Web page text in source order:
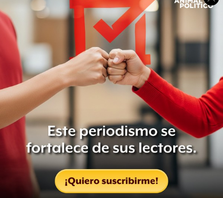
En el lugar de la manifestación se informa que en la
SEIDO sólo hay 11 detenidos, de los 15 que informó el
Comité Cerezo. Ellos son Ramón Domínguez Patlán, Atzin
Andrade González (de La Esmeralda), Juan Daniel López
Ávila, Laurence Maxwell Llabaca (posgrado en la UNAM,
es chileno), Luis Carlos Pichardo Moreno, Francisco
García Martínez, Hillary Anali González Olguín (FCPyS),
Liliana Garduño Ortega, Hugo Bautista Hernández
(FCPyS), Tania Ivonne Damián Rojas (FCPyS) y Roberto
César Jasso del Ángel.